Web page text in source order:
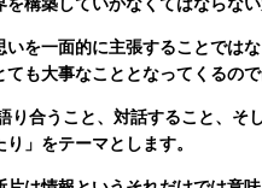
いを一面的に主張することでは
も大事なこととなってくるので
り合うこと、対話すること、そ
」をテーマとします。